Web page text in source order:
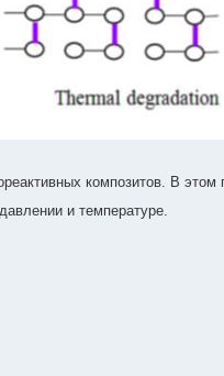
композитов. В этом
и температуре.